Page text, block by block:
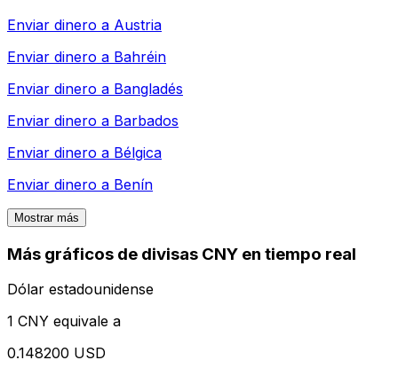
Enviar dinero a Austria
Enviar dinero a Bahréin
Enviar dinero a Bangladés
Enviar dinero a Barbados
Enviar dinero a Bélgica
Enviar dinero a Benín
Mostrar más
Más gráficos de divisas CNY en tiempo real
Dólar estadounidense
1 CNY equivale a
0.148200 USD